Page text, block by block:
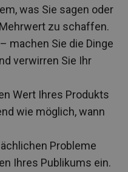
was Sie sagen oder
zu schaffen.
machen Sie die Dinge
verwirren Sie Ihr
Wert Ihres Produkts
wie möglich, wann
Probleme
Ihres Publikums ein.